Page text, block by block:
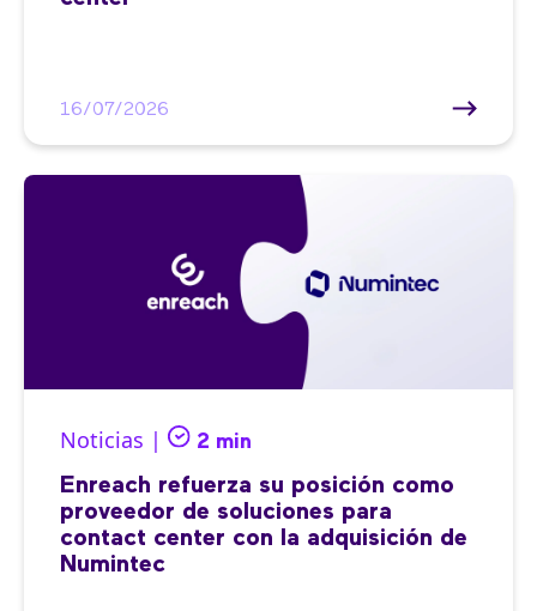
16/07/2026
Noticias | 2 min
Enreach refuerza su posición como
proveedor de soluciones para
contact center con la adquisición de
Numintec